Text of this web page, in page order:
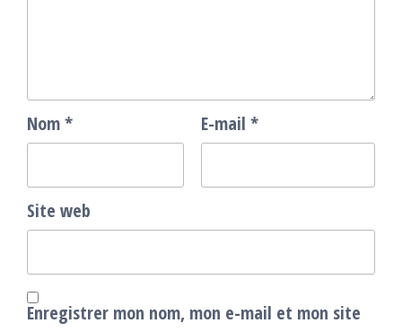
Nom* E-mail *
Site web
Enregistrer mon nom, mon e-mail et mon site